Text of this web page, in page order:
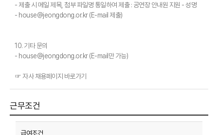
- 제출 시 메일 제목, 첨부 파일명 통일하여 제출 : 공연장 안내원 지원 - 성명
- house@jeongdong.or.kr (E-mail 제출)
10. 기타 문의
- house@jeongdong.or.kr (E-mail만 가능)
☞ 자사 채용페이지 바로가기
근무조건